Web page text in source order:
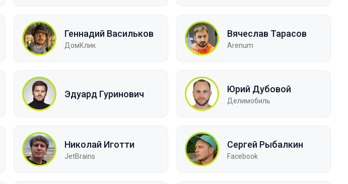
Геннадий Васильков
ДомКлик
Вячеслав Тарасов
Arenum
Эдуард Гуринович Юрий Дубовой
Делимобиль
Николай Иготти
JetBrains
Сергей Рыбалкин
Facebook